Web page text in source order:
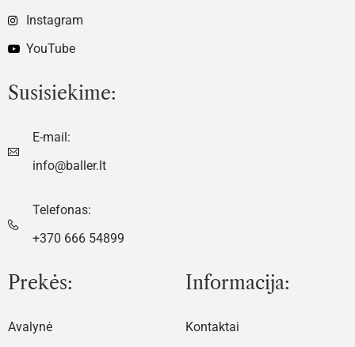
Instagram
YouTube
Susisiekime:
E-mail:
info@baller.lt
Telefonas:
+370 666 54899
Prekės:
Avalynė
Informacija:
Kontaktai